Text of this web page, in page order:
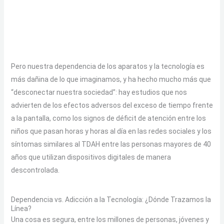
Pero nuestra dependencia de los aparatos y la tecnología es
más dañina de lo que imaginamos, y ha hecho mucho más que
“desconectar nuestra sociedad”: hay estudios que nos
advierten de los efectos adversos del exceso de tiempo frente
a la pantalla, como los signos de déficit de atención entre los
niños que pasan horas y horas al día en las redes sociales y los
síntomas similares al TDAH entre las personas mayores de 40
años que utilizan dispositivos digitales de manera
descontrolada.
Dependencia vs. Adicción a la Tecnología: ¿Dónde Trazamos la
Línea?
Una cosa es segura, entre los millones de personas, jóvenes y